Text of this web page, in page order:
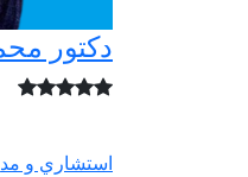
دكتور
استشاري و